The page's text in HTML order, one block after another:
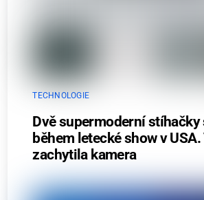
TECHNOLOGIE
Dvě supermoderní stíhačky
během letecké show v USA.
zachytila kamera